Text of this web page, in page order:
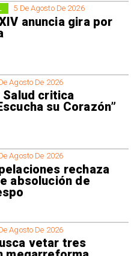
5 De Agosto De 2026
anuncia gira por
Agosto De 2026
Salud critica
su Corazón”
Agosto De 2026
rechaza
absolución de
Agosto De 2026
vetar tres